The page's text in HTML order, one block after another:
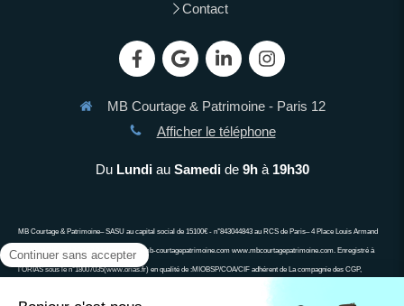
Contact
MB Courtage & Patrimoine - Paris 12
Afficher le téléphone
Du Lundiau Samedide 9hà 19h30
MB Courtage & Patrimoine– SASU au capital social de 15100€ - n°843044843 au RCS de Paris– 4 Place Louis Armand
75012 PARIS 06 13 90 63 34 demandes@mb-courtagepatrimoine.com www.mbcourtagepatrimoine.com. Enregistré à
l’ORIAS sous le n°18007035(www.orias.fr) en qualité de :MIOBSP/COA/CIF adhérent de La compagnie des CGP,